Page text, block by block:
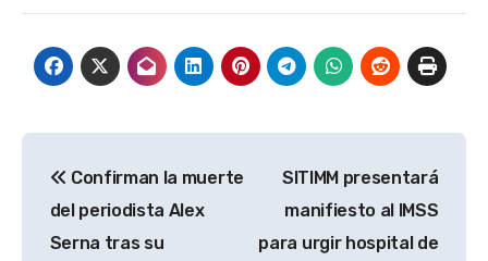
de
entradas
Confirman la muerte
del periodista Alex
Serna tras su
SITIMM presentará
manifiesto al IMSS
para urgir hospital de